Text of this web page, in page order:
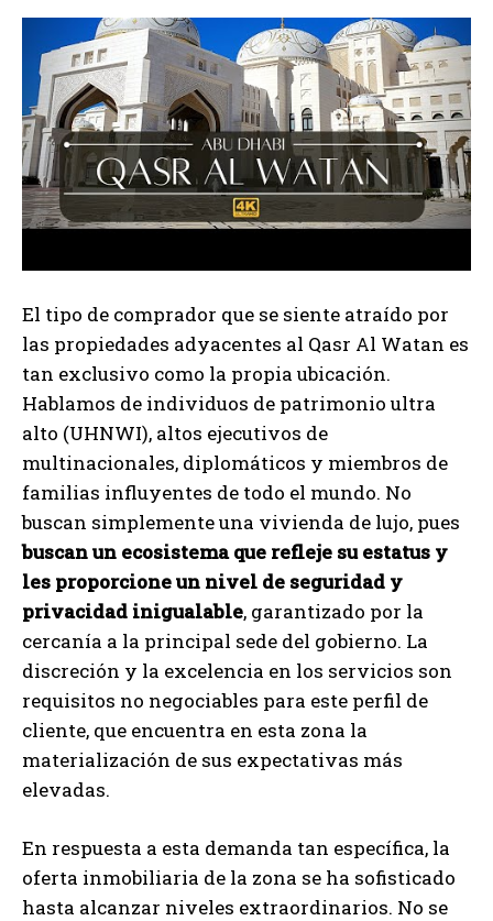
El tipo de comprador que se siente atraído por
las propiedades adyacentes al Qasr Al Watan es
tan exclusivo como la propia ubicación.
Hablamos de individuos de patrimonio ultra
alto (UHNWI), altos ejecutivos de
multinacionales, diplomáticos y miembros de
familias influyentes de todo el mundo. No
buscan simplemente una vivienda de lujo, pues
buscan un ecosistema que refleje su estatus y
les proporcione un nivel de seguridad y
privacidad inigualable, garantizado por la
cercanía a la principal sede del gobierno. La
discreción y la excelencia en los servicios son
requisitos no negociables para este perfil de
cliente, que encuentra en esta zona la
materialización de sus expectativas más
elevadas.
En respuesta a esta demanda tan específica, la
oferta inmobiliaria de la zona se ha sofisticado
hasta alcanzar niveles extraordinarios. No se